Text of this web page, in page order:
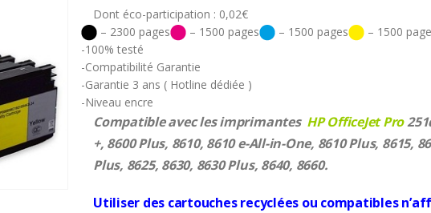
Dont éco-participation : 0,02€
– 2300 pages – 1500 pages – 1500 pages – 1500
-100% testé
-Compatibilité Garantie
-Garantie 3 ans ( Hotline dédiée )
-Niveau encre
Compatible avec les imprimantes HP OfficeJet Pro
+, 8600 Plus, 8610, 8610 e-All-in-One, 8610 Plus, 8615,
Plus, 8625, 8630, 8630 Plus, 8640, 8660.
Utiliser des cartouches recyclées ou compatibles